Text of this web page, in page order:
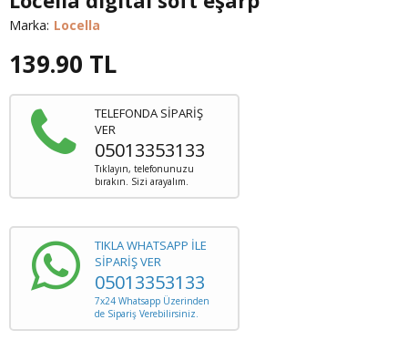
Marka: Locella
139.90 TL
TELEFONDA SİPARİŞ
VER
05013353133
Tıklayın, telefonunuzu
bırakın. Sizi arayalım.
TIKLA WHATSAPP İLE
SİPARİŞ VER
05013353133
7x24 Whatsapp Üzerinden
de Sipariş Verebilirsiniz.